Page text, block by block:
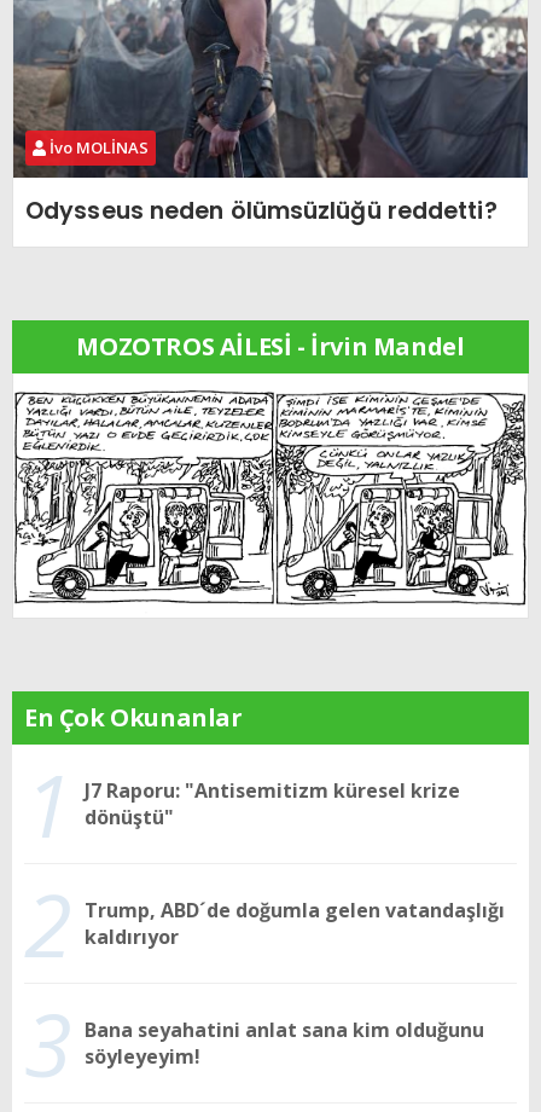
İvo MOLİNAS
Odysseus neden ölümsüzlüğü reddetti?
MOZOTROS AİLESİ - İrvin Mandel
En Çok Okunanlar
1
J7 Raporu: "Antisemitizm küresel krize
dönüştü"
2 Trump, ABD´de doğumla gelen vatandaşlığı
kaldırıyor
3 Bana seyahatini anlat sana kim olduğunu
söyleyeyim!